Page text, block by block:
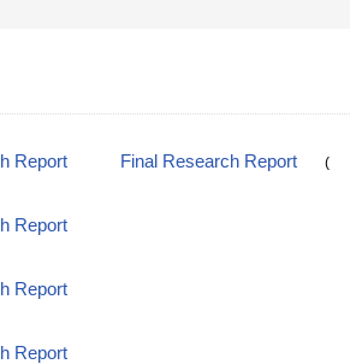
Report Final Research Report (
Report
Report
Report